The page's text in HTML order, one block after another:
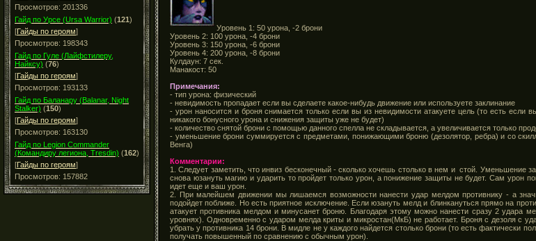
Просмотров: 201336
Гайд по Урсе (Ursa Warrior) (121)
[Гайды по героям]
Просмотров: 198343
Гайд по Гуле (Лайфстилеру,
Найксу) (76)
[Гайды по героям]
Просмотров: 193133
Гайд по Баланару (Balanar, Night
Stalker) (150)
[Гайды по героям]
Просмотров: 163130
Гайд по Legion Commander
(Командиру легиона, Tresdin) (162)
[Гайды по героям]
Просмотров: 157882
Уровень 1: 50 урона, -2 брони
Уровень 2: 100 урона, -4 брони
Уровень 3: 150 урона, -6 брони
Уровень 4: 200 урона, -8 брони
Кулдаун: 7 сек.
Манакост: 50
Примечания:
- тип урона: физический
- невидимость пропадает если вы сделаете какое-нибудь движение или используете заклинание
- урон наносится и броня снимается только если вы из невидимости атакуете цель (то есть если
никакого бонусного урона и снижения защиты уже не будет)
- количество снятой брони с помощью данного спелла не складывается, а увеличивается только
- уменьшение брони суммируется с предметами, понижающими броню (дезолятор, ребра) и со
Венга)
Комментарии:
1. Следует заметить, что инвиз бесконечный - сколько хочешь столько в нем и стой. Уменьшение
снова юзануть магию и ударить то пройдет только урон, а понижение защиты не будет. Сам урон
идет еще и ваш урон.
2. При малейшем движении мы лишаемся возможности нанести удар мелдом противнику - а
подойдет поближе. Но есть приятное исключение. Если юзануть мелд и блинкануться прямо на
атакует противника мелдом и минусанет броню. Благодаря этому можно нанести сразу 2 удара
уровнях). Одновременно с ударом мелда криты и микростан(МкБ) не работает. Броня с дезоля с
убрать у противника 14 брони. В мидле не у каждого найдется столько брони (то есть фактически
получать повышенный по сравнению с обычным урон).